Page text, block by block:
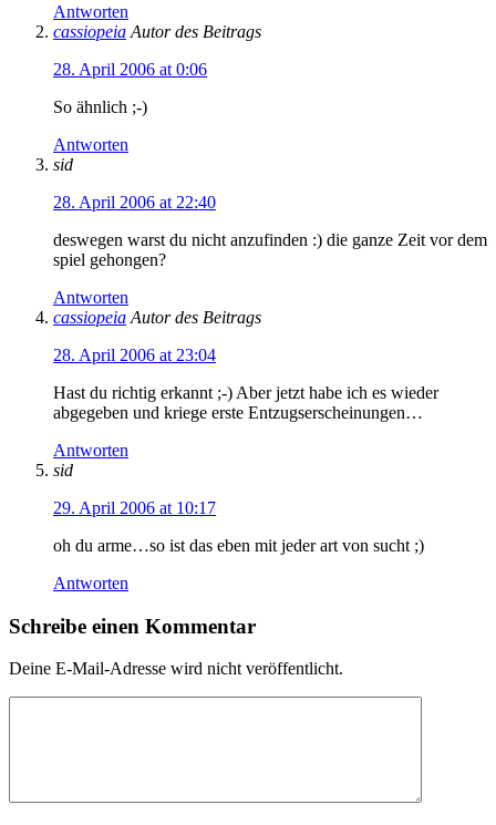
Antworten
cassiopeia Autor des Beitrags
28. April 2006 at 0:06
So ähnlich ;-)
Antworten
sid
28. April 2006 at 22:40
deswegen warst du nicht anzufinden :) die ganze Zeit vor dem
spiel gehongen?
Antworten
cassiopeia Autor des Beitrags
28. April 2006 at 23:04
Hast du richtig erkannt ;-) Aber jetzt habe ich es wieder
abgegeben und kriege erste Entzugserscheinungen…
Antworten
sid
29. April 2006 at 10:17
oh du arme…so ist das eben mit jeder art von sucht ;)
Antworten
Schreibe einen Kommentar
Deine E-Mail-Adresse wird nicht veröffentlicht.